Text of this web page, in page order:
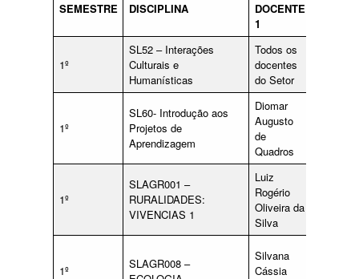
SEMESTRE DISCIPLINA
DOCENTE
1
1º
SL52 – Interações
Culturais e
Humanísticas
Todos os
docentes
do Setor
1º
SL60- Introdução aos
Projetos de
Aprendizagem
Diomar
Augusto
de
Quadros
1º
SLAGR001 –
RURALIDADES:
VIVENCIAS 1
Luiz
Rogério
Oliveira da
Silva
1º
SLAGR008 –
Silvana
Cássia